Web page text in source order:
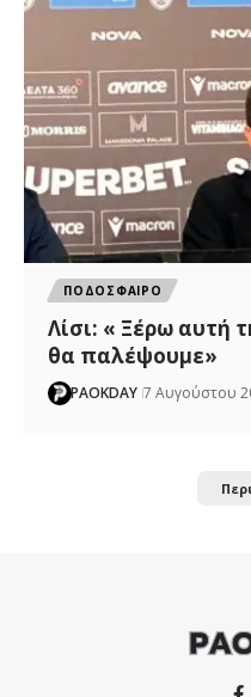
ΠΟΔΟΣΦΑΙΡΟ
Λίσι: « Ξέρω αυτή
θα παλέψουμε»
PAOKDAY 7 Αυγούστου